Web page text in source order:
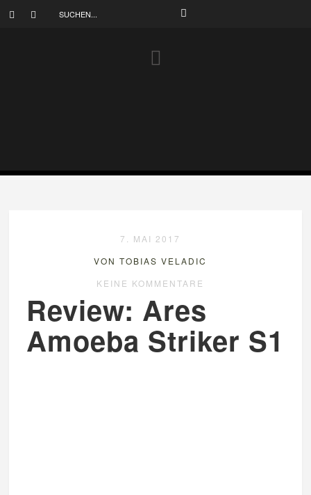
7. MAI 2017
VON TOBIAS VELADIC
KEINE KOMMENTARE
Review: Ares
Amoeba Striker S1